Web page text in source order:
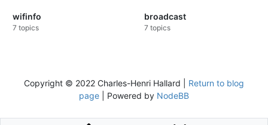
wifinfo
7 topics
broadcast
7 topics
Copyright © 2022 Charles-Henri Hallard | Return to blog
page | Powered by NodeBB